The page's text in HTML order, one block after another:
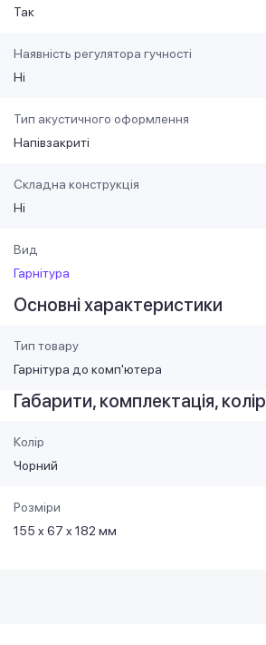
Так
Наявність регулятора гучності
Ні
Тип акустичного оформлення
Напівзакриті
Складна конструкція
Ні
Вид
Гарнітура
Основні характеристики
Тип товару
Гарнітура до комп'ютера
Габарити, комплектація, колір
Колір
Чорний
Розміри
155 x 67 x 182 мм